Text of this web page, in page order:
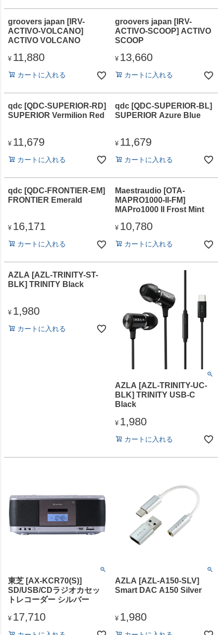
groovers japan [IRV-
ACTIVO-VOLCANO]
ACTIVO VOLCANO
¥ 11,880
カートに入れる
groovers japan [IRV-
ACTIVO-SCOOP] ACTIVO
SCOOP
¥ 13,660
カートに入れる
qdc [QDC-SUPERIOR-RD]
SUPERIOR Vermilion Red
¥ 11,679
カートに入れる
qdc [QDC-SUPERIOR-BL]
SUPERIOR Azure Blue
¥ 11,679
カートに入れる
qdc [QDC-FRONTIER-EM]
FRONTIER Emerald
¥ 16,171
カートに入れる
Maestraudio [OTA-
MAPRO1000-II-FM]
MAPro1000 II Frost Mint
¥ 10,780
カートに入れる
AZLA [AZL-TRINITY-ST-
BLK] TRINITY Black
¥ 1,980
カートに入れる
AZLA [AZL-TRINITY-UC-
BLK] TRINITY USB-C
Black
¥ 1,980
カートに入れる
東芝 [AX-KCR70(S)]
SD/USB/CDラジオカセッ
トレコーダー シルバー
¥ 17,710
AZLA [AZL-A150-SLV]
Smart DAC A150 Silver
¥ 1,980